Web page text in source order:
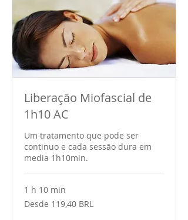
Liberação Miofascial de
1h10 AC
Um tratamento que pode ser
continuo e cada sessão dura em
media 1h10min.
1 h 10 min
Desde
119,40
Desde 119,40 BRL